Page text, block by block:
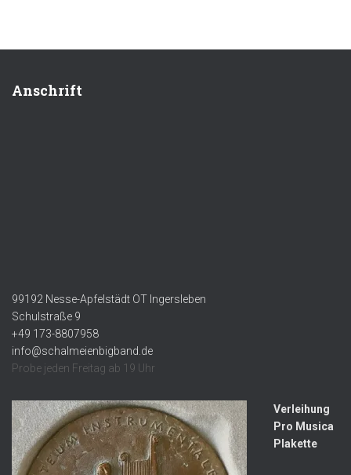
Anschrift
99192 Nesse-Apfelstädt OT Ingersleben
Schulstraße 9
+49 173-8807958
info@schalmeienbigband.de
Probe jeden Freitag ab 19 Uhr
Verleihung
Pro Musica
Plakette